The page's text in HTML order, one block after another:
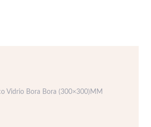
Vidrio Bora Bora (300×300)MM